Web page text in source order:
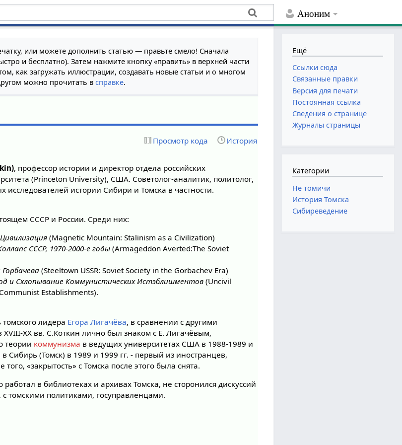
Аноним
или можете дополнить статью — правьте смело! Сначала
и бесплатно). Затем нажмите кнопку «править» в верхней части
как загружать иллюстрации, создавать новые статьи и о многом
можно прочитать в справке.
Просмотр кода История
, профессор истории и директор отдела российских
(Princeton University), США. Советолог-аналитик, политолог,
исследователей истории Сибири и Томска в частности.
СССР и России. Среди них:
(Magnetic Mountain: Stalinism as a Civilization)
СССР, 1970-2000-е годы(Armageddon Averted:The Soviet
(Steeltown USSR: Soviet Society in the Gorbachev Era)
и Схлопывание Коммунистических Истэблишментов(Uncivil
Establishments).
лидера Егора Лигачёва, в сравнении с другими
XX вв. С.Коткин лично был знаком с Е. Лигачёвым,
теории коммунизма в ведущих университетах США в 1988-1989 и
Сибирь (Томск) в 1989 и 1999 гг. - первый из иностранцев,
«закрытость» с Томска после этого была снята.
в библиотеках и архивах Томска, не сторонился дискуссий
томскими политиками, госуправленцами.
Ещё
Ссылки сюда
Связанные правки
Версия для печати
Постоянная ссылка
Сведения о странице
Журналы страницы
Категории
Не томичи
История Томска
Сибиреведение